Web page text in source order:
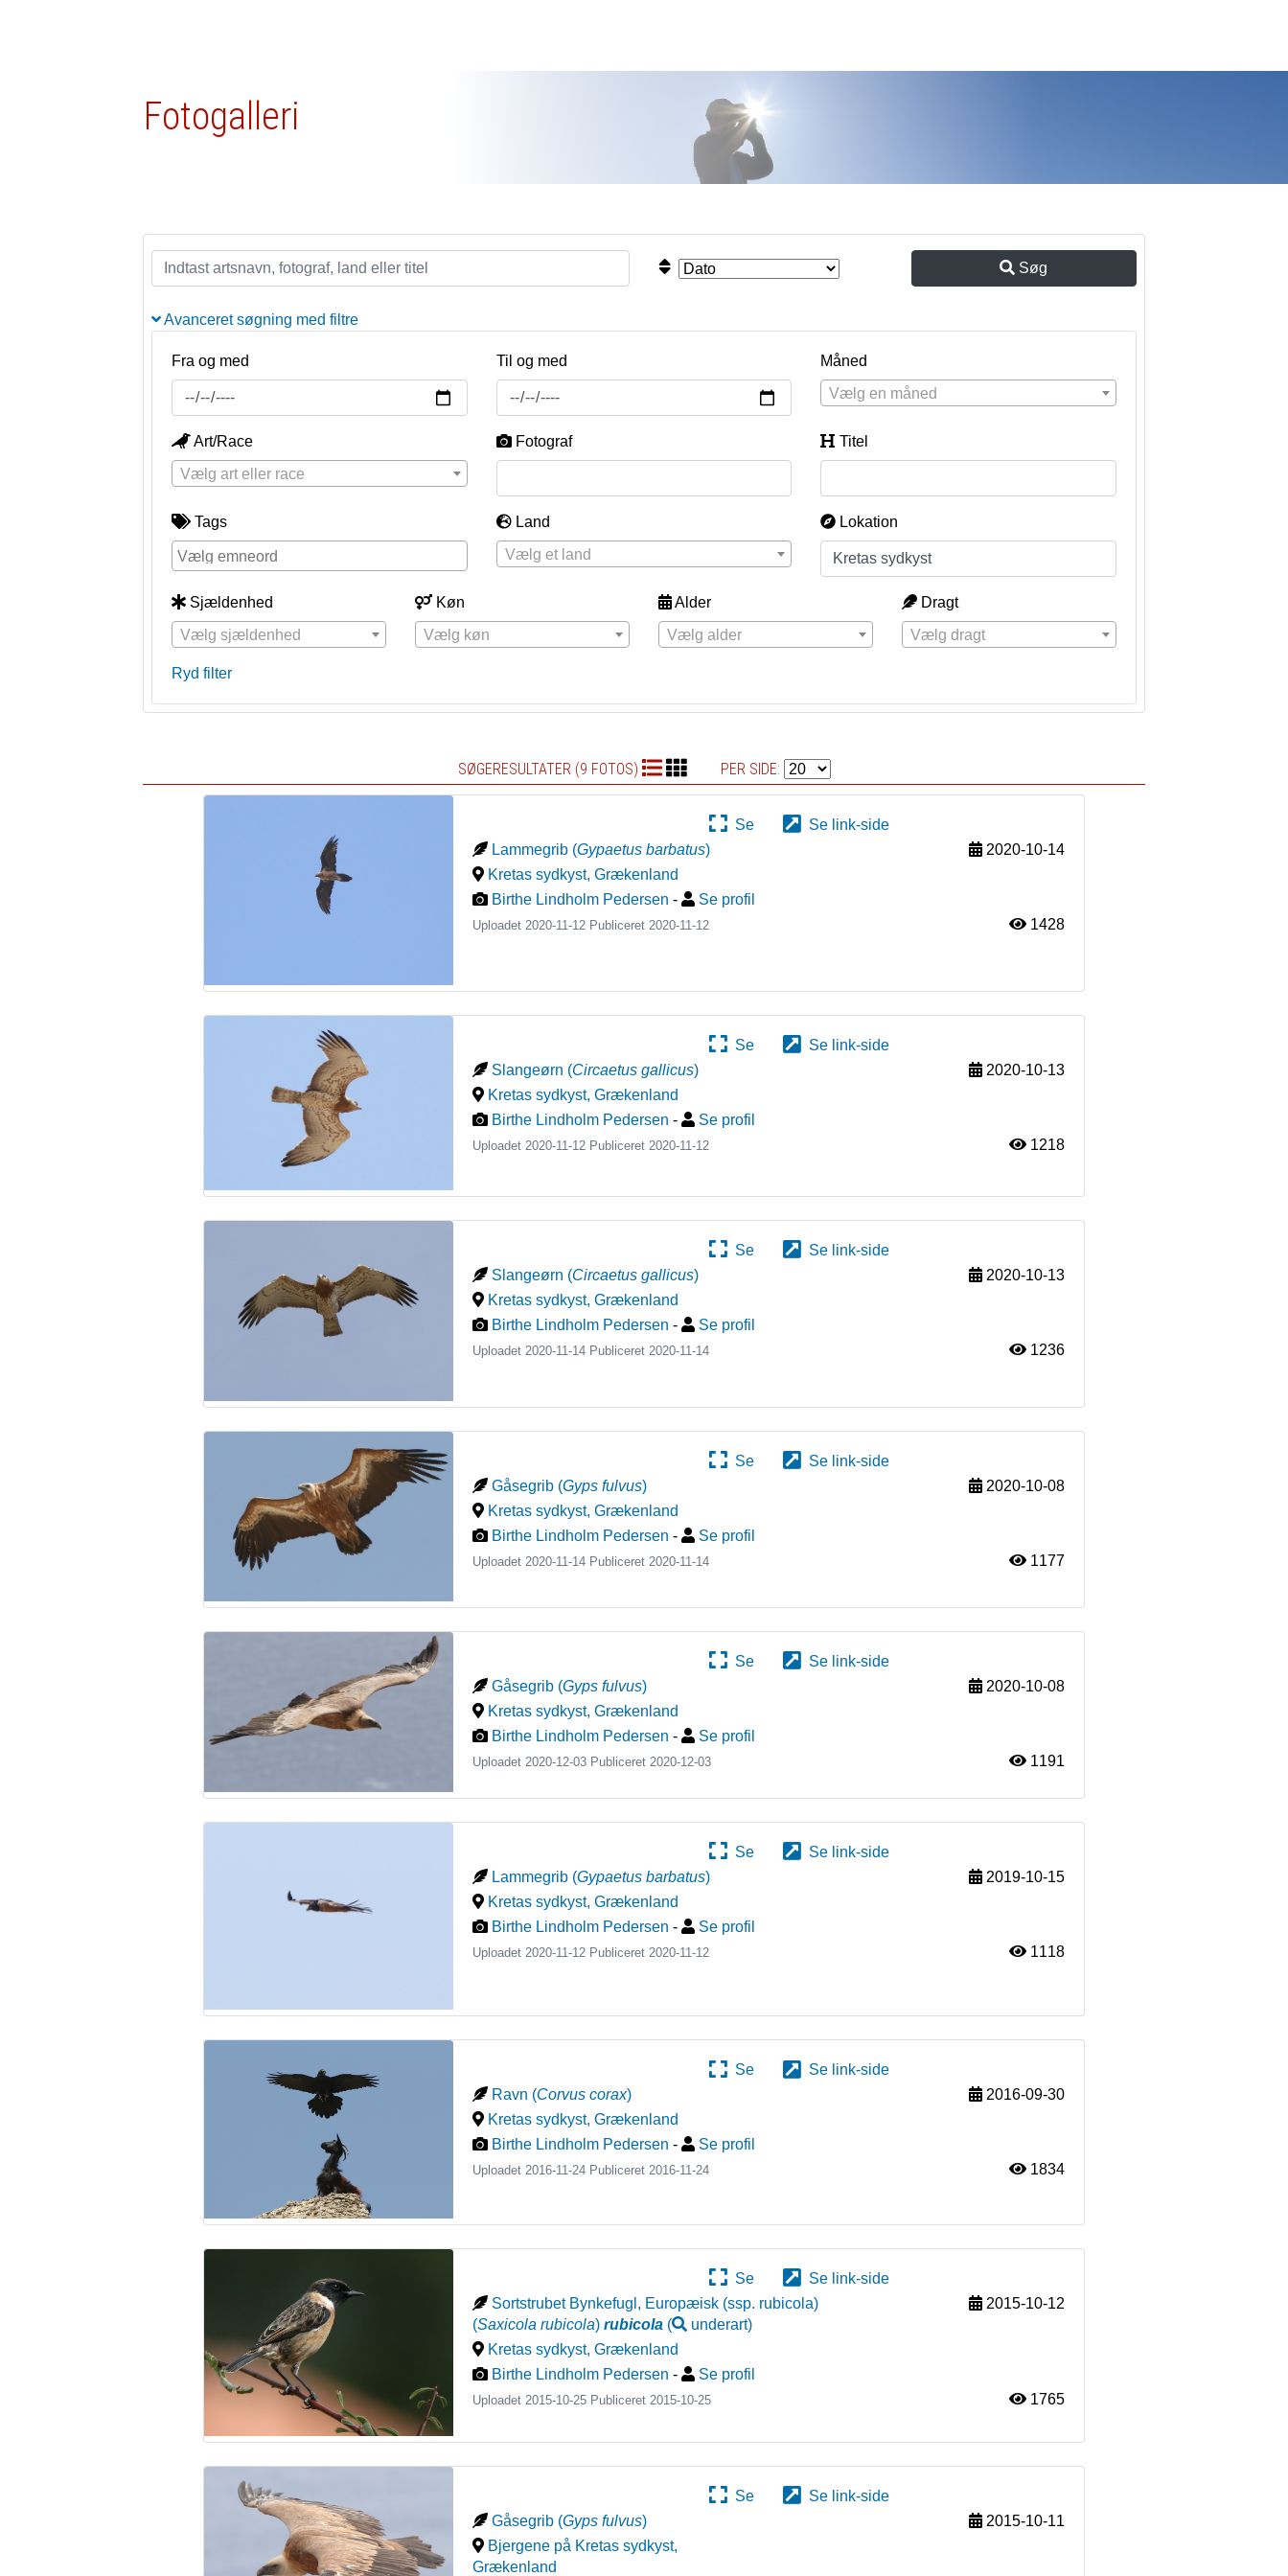
Fotogalleri
Søg
Avanceret søgning med filtre
Fra og med Til og med
Måned
Vælg en måned
Art/Race
Vælg art eller race
Fotograf Titel
Tags
Land
Vælg et land
Lokation
Sjældenhed
Vælg sjældenhed
Køn
Vælg køn
Alder
Vælg alder
Dragt
Vælg dragt
Ryd filter
SØGERESULTATER (9 FOTOS) PER SIDE:
Se
Se link-side
Lammegrib (Gypaetus barbatus)
2020-10-14
Kretas sydkyst,Grækenland
Birthe Lindholm Pedersen - Se profil
Uploadet 2020-11-12 Publiceret2020-11-12 1428
Se
Se link-side
Slangeørn (Circaetus gallicus)
2020-10-13
Kretas sydkyst,Grækenland
Birthe Lindholm Pedersen - Se profil
Uploadet 2020-11-12 Publiceret 2020-11-12 1218
Se
Se link-side
Slangeørn (Circaetus gallicus)
2020-10-13
Kretas sydkyst,Grækenland
Birthe Lindholm Pedersen - Se profil
Uploadet 2020-11-14 Publiceret 2020-11-14 1236
Se
Se link-side
Gåsegrib (Gyps fulvus)
2020-10-08
Kretas sydkyst,Grækenland
Birthe Lindholm Pedersen - Se profil
Uploadet 2020-11-14 Publiceret 2020-11-14 1177
Se
Se link-side
Gåsegrib (Gyps fulvus)
2020-10-08
Kretas sydkyst,Grækenland
Birthe Lindholm Pedersen - Se profil
Uploadet 2020-12-03 Publiceret 2020-12-03 1191
Se
Se link-side
Lammegrib (Gypaetus barbatus)
2019-10-15
Kretas sydkyst,Grækenland
Birthe Lindholm Pedersen - Se profil
Uploadet 2020-11-12 Publiceret 2020-11-12 1118
Se
Se link-side
Ravn (Corvus corax)
2016-09-30
Kretas sydkyst,Grækenland
Birthe Lindholm Pedersen - Se profil
Uploadet 2016-11-24 Publiceret2016-11-24 1834
Se
Se link-side
Sortstrubet Bynkefugl, Europæisk (ssp. rubicola)
(Saxicola rubicola)rubicola ( underart)
2015-10-12
Kretas sydkyst,Grækenland
Birthe Lindholm Pedersen - Se profil
Uploadet 2015-10-25 Publiceret 2015-10-25 1765
Se
Se link-side
Gåsegrib (Gyps fulvus)
2015-10-11
Bjergene på Kretas sydkyst,
Grækenland